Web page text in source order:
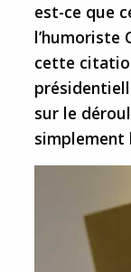
est-ce que
l’humoriste
cette
sur le
simplement